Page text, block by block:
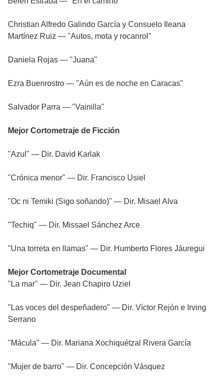
Christian Alfredo Galindo García y Consuelo Ileana
Martínez Ruiz — "Autos, mota y rocanrol"
Daniela Rojas — "Juana"
Ezra Buenrostro — "Aún es de noche en Caracas"
Salvador Parra — "Vainilla"
Mejor Cortometraje de Ficción
"Azul" — Dir. David Karlak
"Crónica menor" — Dir. Francisco Usiel
"Oc ni Temiki (Sigo soñando)" — Dir. Misael Alva
"Techiq" — Dir. Missael Sánchez Arce
"Una torreta en llamas" — Dir. Humberto Flores Jáuregui
Mejor Cortometraje Documental
"La mar" — Dir. Jean Chapiro Uziel
"Las voces del despeñadero" — Dir. Víctor Rejón e Irving
Serrano
"Mácula" — Dir. Mariana Xochiquétzal Rivera García
"Mujer de barro" — Dir. Concepción Vásquez